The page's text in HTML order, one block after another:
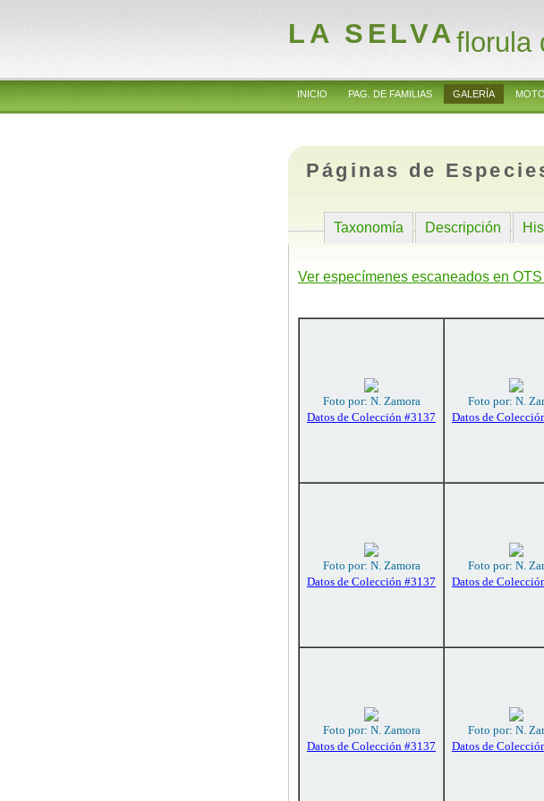
LA SELVAflorula
INICIO PAG. DE FAMILIAS GALERÍA
Páginas de
Taxonomía Descripción
Ver especímenes escaneados en
Foto por: N. Zamora
Datos de Colección #3137
Foto por: N.
Datos de
Foto por: N. Zamora
Datos de Colección #3137
Foto por: N.
Datos de
Foto por: N. Zamora
Datos de Colección #3137
Foto por: N.
Datos de